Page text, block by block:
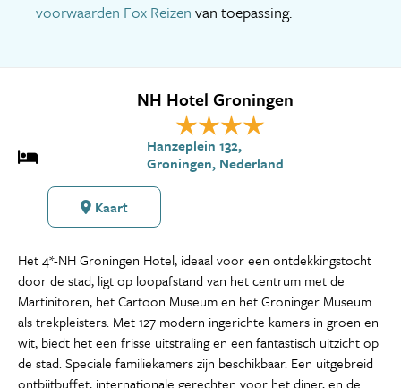
voorwaarden Fox Reizen van toepassing.
NH Hotel Groningen
Hanzeplein 132,
Groningen, Nederland
Kaart
Het 4*-NH Groningen Hotel, ideaal voor een ontdekkingstocht
door de stad, ligt op loopafstand van het centrum met de
Martinitoren, het Cartoon Museum en het Groninger Museum
als trekpleisters. Met 127 modern ingerichte kamers in groen en
wit, biedt het een frisse uitstraling en een fantastisch uitzicht op
de stad. Speciale familiekamers zijn beschikbaar. Een uitgebreid
ontbijtbuffet, internationale gerechten voor het diner, en de